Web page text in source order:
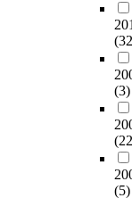
(3)
(5)